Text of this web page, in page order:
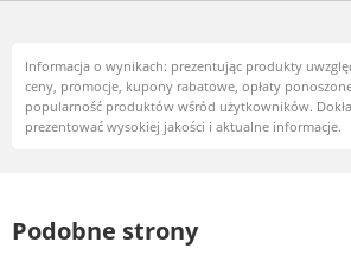
Informacja o wynikach: prezentując produkty
ceny, promocje, kupony rabatowe, opłaty
popularność produktów wśród użytkowników.
prezentować wysokiej jakości i aktualne informacje.
Podobne strony